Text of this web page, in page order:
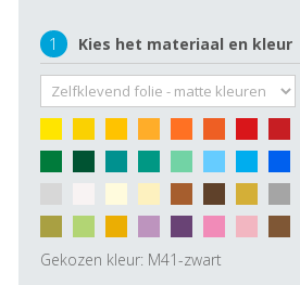
1 Kies het materiaal en kleur
Gekozen kleur: M41-zwart